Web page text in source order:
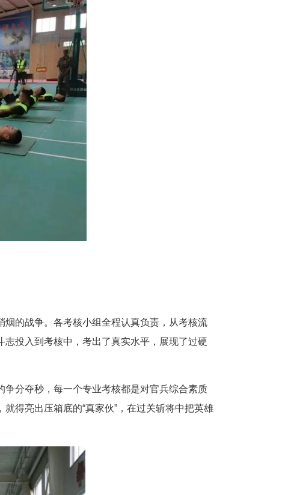
的战争。各考核小组全程认真负责，从考核流
志投入到考核中，考出了真实水平，展现了过硬
分夺秒，每一个专业考核都是对官兵综合素质
得亮出压箱底的“真家伙”，在过关斩将中把英雄